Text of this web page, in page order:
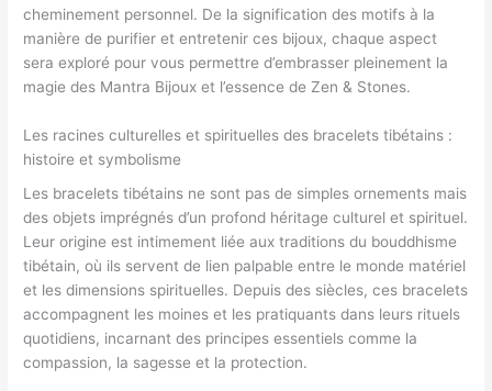
cheminement personnel. De la signification des motifs à la
manière de purifier et entretenir ces bijoux, chaque aspect
sera exploré pour vous permettre d’embrasser pleinement la
magie des Mantra Bijoux et l’essence de Zen & Stones.
Les racines culturelles et spirituelles des bracelets tibétains :
histoire et symbolisme
Les bracelets tibétains ne sont pas de simples ornements mais
des objets imprégnés d’un profond héritage culturel et spirituel.
Leur origine est intimement liée aux traditions du bouddhisme
tibétain, où ils servent de lien palpable entre le monde matériel
et les dimensions spirituelles. Depuis des siècles, ces bracelets
accompagnent les moines et les pratiquants dans leurs rituels
quotidiens, incarnant des principes essentiels comme la
compassion, la sagesse et la protection.